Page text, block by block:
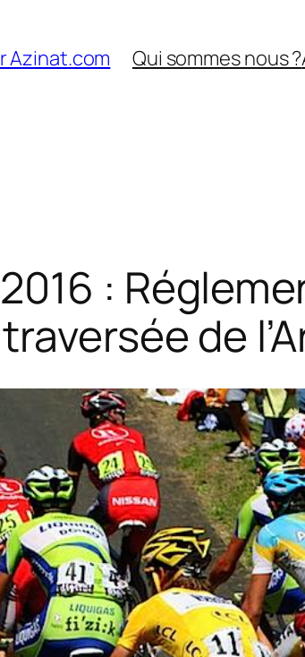
Azinat.com Qui sommes nous ?
:
de